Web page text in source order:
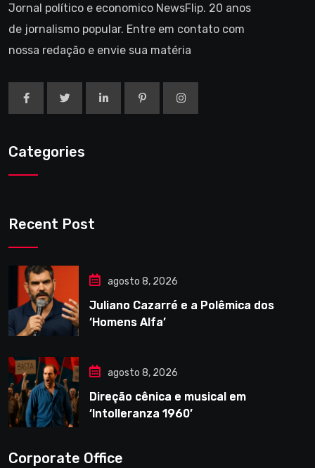
Jornal político e economico NewsFlip. 20 anos
de jornalismo popular. Entre em contato com
nossa redação e envie sua matéria
Categories
Recent Post
agosto 8, 2026
Juliano Cazarré e a Polêmica dos
‘Homens Alfa’
agosto 8, 2026
Direção cênica e musical em
‘Intolleranza 1960’
Corporate Office